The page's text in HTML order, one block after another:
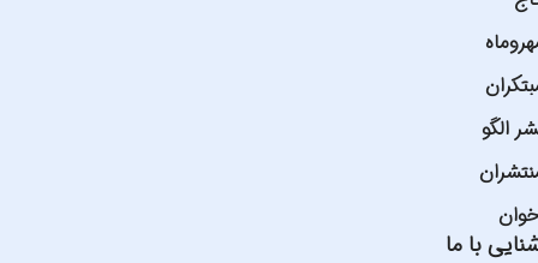
الگو
با ما